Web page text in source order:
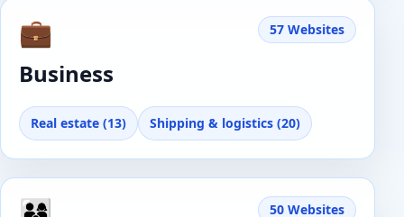
💼
Business
57 Websites
Real estate (13) Shipping & logistics (20)
50 Websites